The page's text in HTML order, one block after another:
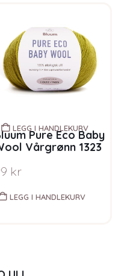
LEGG I HANDLEKURV
Pure Eco Baby
Vårgrønn 1323
kr
LEGG I HANDLEKURV